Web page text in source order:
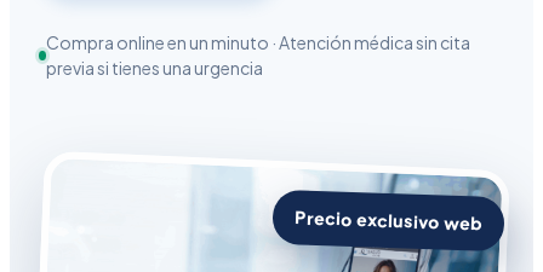
Compra online en un minuto · Atención médica sin cita
previa si tienes una urgencia
Precio exclusivo web